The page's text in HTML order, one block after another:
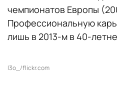
чемпионатов Европы
Профессиональную
лишь в 2013-м в 40-
l3o_/flickr.com